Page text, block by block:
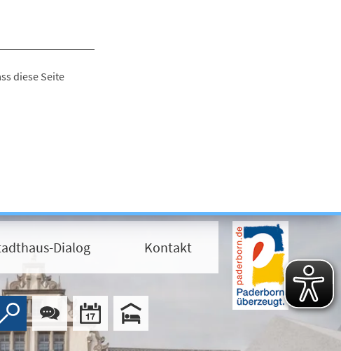
diese Seite
Dialog Kontakt